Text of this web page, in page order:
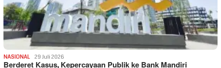
NASIONAL 29 Juli 2026
Berderet Kasus, Kepercayaan Publik ke Bank Mandiri